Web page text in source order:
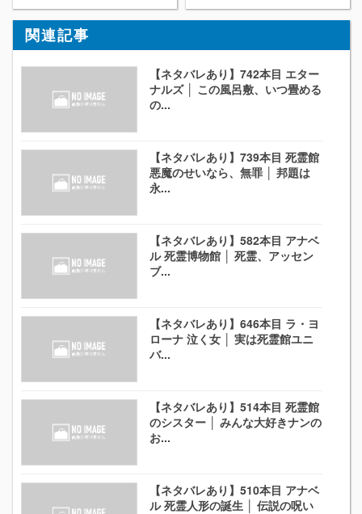
関連記事
【ネタバレあり】742本目 エター
ナルズ │ この風呂敷、いつ畳める
の...
【ネタバレあり】739本目 死霊館
悪魔のせいなら、無罪 │ 邦題は
永...
【ネタバレあり】582本目 アナベ
ル 死霊博物館 │ 死霊、アッセン
ブ...
【ネタバレあり】646本目 ラ・ヨ
ローナ 泣く女 │ 実は死霊館ユニ
バ...
【ネタバレあり】514本目 死霊館
のシスター │ みんな大好きナンの
お...
【ネタバレあり】510本目 アナベ
ル 死霊人形の誕生 │ 伝説の呪い